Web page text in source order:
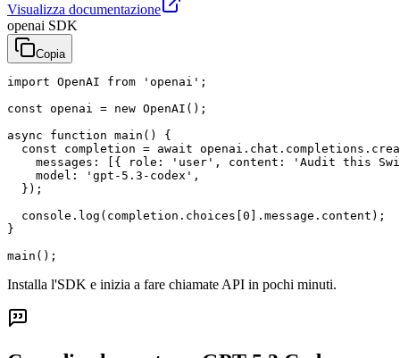
Visualizza documentazione
openai SDK
Copia
import OpenAI from 'openai';
const openai = new OpenAI();
async function main() {
const completion = await
messages: [{ role: 'user', content: 'Audit this
    model: 'gpt-5.3-codex',
  });
  console.log(completion.choices[0].message.content);
}
main();
Installa l'SDK e inizia a fare chiamate API in pochi minuti.